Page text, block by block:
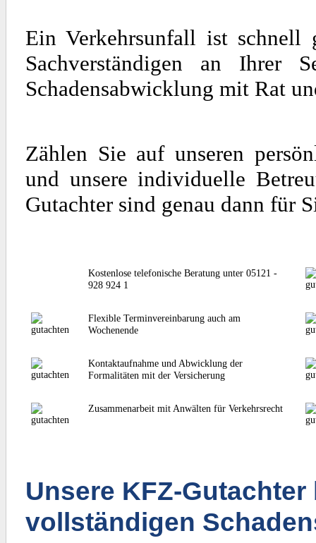
Ein Verkehrsunfall ist schnell
Sachverständigen an Ihrer
Schadensabwicklung mit Rat
Zählen Sie auf unseren
und unsere individuelle
Gutachter sind genau dann für
Kostenlose telefonische Beratung unter 05121 -
928 924 1
Flexible Terminvereinbarung auch am
Wochenende
Kontaktaufnahme und Abwicklung der
Formalitäten mit der Versicherung
Zusammenarbeit mit Anwälten für Verkehrsrecht
Unsere KFZ-
vollständigen